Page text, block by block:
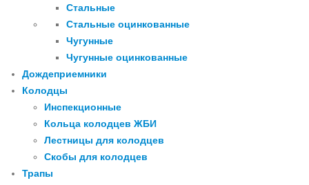
Стальные
Стальные оцинкованные
Чугунные
Чугунные оцинкованные
Дождеприемники
Колодцы
Инспекционные
Кольца колодцев ЖБИ
Лестницы для колодцев
Скобы для колодцев
Трапы